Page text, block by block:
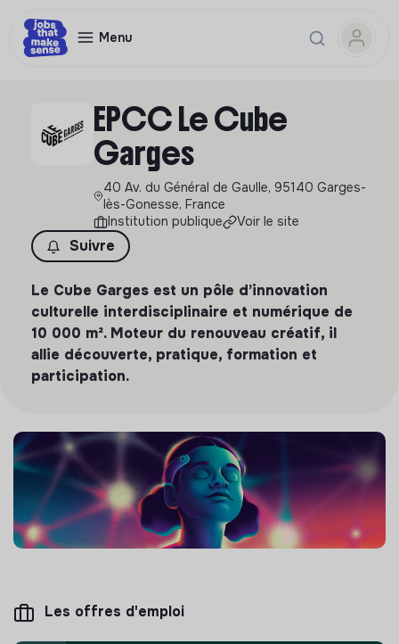
Menu
EPCC Le Cube
Garges
40 Av. du Général de Gaulle, 95140 Garges-
lès-Gonesse, France
Institution publique
Voir le site
Suivre
Le Cube Garges est un pôle d’innovation
culturelle interdisciplinaire et numérique de
10 000 m². Moteur du renouveau créatif, il
allie découverte, pratique, formation et
participation.
Les offres d'emploi